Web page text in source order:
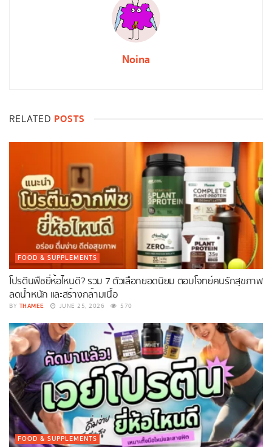
Noina
RELATED POSTS
FOOD & SUPPLEMENTS
โปรตีนพืชยี่ห้อไหนดี? รวม 7 ตัวเลือกยอดนิยม ตอบโจทย์คนรักสุขภาพ
ลดน้ำหนัก และสร้างกล้ามเนื้อ
BY THAMEE JUNE 25, 2026 570
FOOD & SUPPLEMENTS